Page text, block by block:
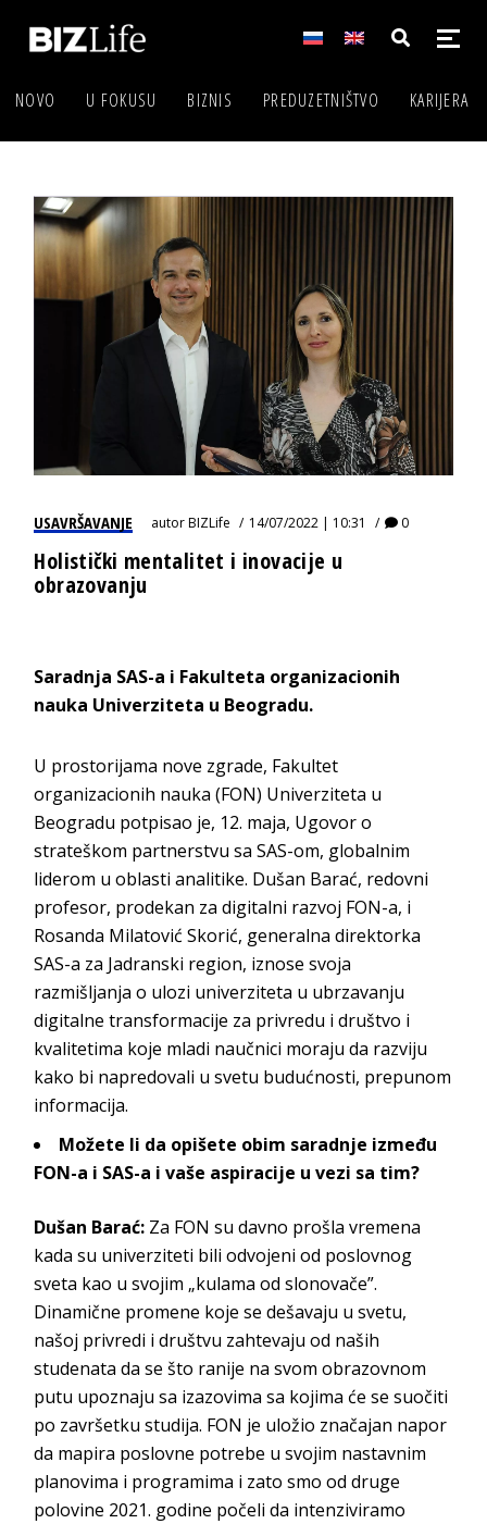
NOVO U FOKUSU BIZNIS PREDUZETNIŠTVO KARIJERA
USAVRŠAVANJE autorBIZLife 14/07/2022 | 10:31 0
Holistički mentalitet i inovacije u
obrazovanju
Saradnja SAS-a i Fakulteta organizacionih
nauka Univerziteta u Beogradu.
U prostorijama nove zgrade, Fakultet
organizacionih nauka (FON) Univerziteta u
Beogradu potpisao je, 12. maja, Ugovor o
strateškom partnerstvu sa SAS-om, globalnim
liderom u oblasti analitike. Dušan Barać, redovni
profesor, prodekan za digitalni razvoj FON-a, i
Rosanda Milatović Skorić, generalna direktorka
SAS-a za Jadranski region, iznose svoja
razmišljanja o ulozi univerziteta u ubrzavanju
digitalne transformacije za privredu i društvo i
kvalitetima koje mladi naučnici moraju da razviju
kako bi napredovali u svetu budućnosti, prepunom
informacija.
Možete li da opišete obim saradnje između
FON-a i SAS-a i vaše aspiracije u vezi sa tim?
Dušan Barać: Za FON su davno prošla vremena
kada su univerziteti bili odvojeni od poslovnog
sveta kao u svojim „kulama od slonovače”.
Dinamične promene koje se dešavaju u svetu,
našoj privredi i društvu zahtevaju od naših
studenata da se što ranije na svom obrazovnom
putu upoznaju sa izazovima sa kojima će se suočiti
po završetku studija. FON je uložio značajan napor
da mapira poslovne potrebe u svojim nastavnim
planovima i programima i zato smo od druge
polovine 2021. godine počeli da intenziviramo